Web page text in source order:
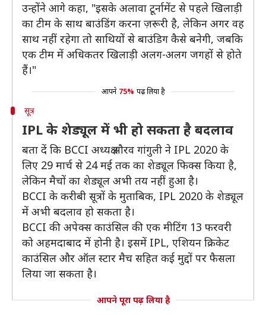
उन्होंने आगे कहा, "इसके अलावा टूर्नामेंट से पहले खिलाड़ी
का टीम के साथ बाउंडिंग करना ज़रूरी है, लेकिन अगर वह
साथ नहीं रहेगा तो साथियों से बाउंडिग कैसे बनेगी, जबकि
एक टीम में अधिकतर खिलाड़ी अलग-अलग जगहों से होते
हैं।"
आपने 75% पढ़ लिया है
सूत्र
IPL के शेड्यूल में भी हो सकता है बदलाव
बता दें कि BCCI अध्यक्ष सौरव गांगुली ने IPL 2020 के
लिए 29 मार्च से 24 मई तक का शेड्यूल फिक्स किया है,
लेकिन मैचों का शेड्यूल अभी तय नहीं हुआ है।
BCCI के करीबी सूत्रों के मुताबिक, IPL 2020 के शेड्यूल
में अभी बदलाव हो सकता है।
BCCI की अपेक्स काउंसिल की एक मीटिंग 13 फरवरी
को अहमदाबाद में होनी है। इसमें IPL, एशियन क्रिकेट
काउंसिल और ऑल स्टार मैच सहित कई मुद्दों पर फैसला
लिया जा सकता है।
आपने पूरा पढ़ लिया है